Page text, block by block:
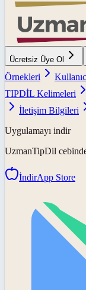
Ücretsiz Üye Ol
Örnekleri
TIPDİL Kelimeleri
İletişim Bilgileri
Uygulamayı indir
UzmanTipDil
İndirApp Store